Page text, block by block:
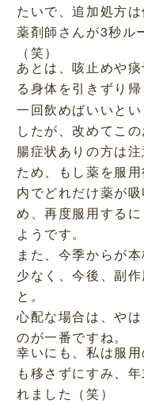
たいで、追加処方は
薬剤師さんが3秒ル
（笑）
あとは、咳止めや
る身体を引きずり帰
一回飲めばいいと
したが、改めてこ
腸症状ありの方は
ため、もし薬を服
内でどれだけ薬が
め、再度服用する
ようです。
また、今季からが
少なく、今後、副
と。
心配な場合は、や
のが一番ですね。
幸いにも、私は服
も移さずにすみ、
れました（笑）